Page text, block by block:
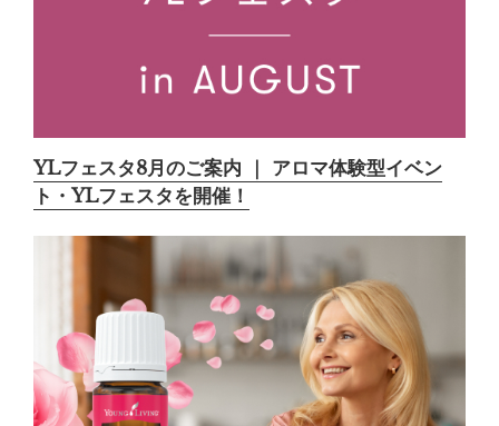
YLフェスタ8月のご案内 ｜ アロマ体験型イベン
ト・YLフェスタを開催！